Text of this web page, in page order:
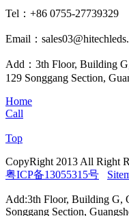
Tel：+86 0755-27739329
Email：
Add：3th Floor, Building
129 Songgang Section,
Home
Call
Top
CopyRight 2013 All Right
粤ICP备13055315号
Add:3th Floor, Building G,
Songgang Section,